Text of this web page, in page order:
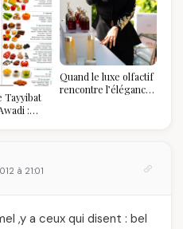
Tayyibat
:
Quand le luxe olfactif
rencontre l’élégance
à 21:01
,y a ceux qui disent : bel